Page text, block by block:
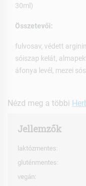
30ml)
Összetevői:
fulvosav, védett
sóiszap kelát,
áfonya levél, mezei
Nézd meg a többi
Jellemzők
laktózmentes:
gluténmentes:
vegán: